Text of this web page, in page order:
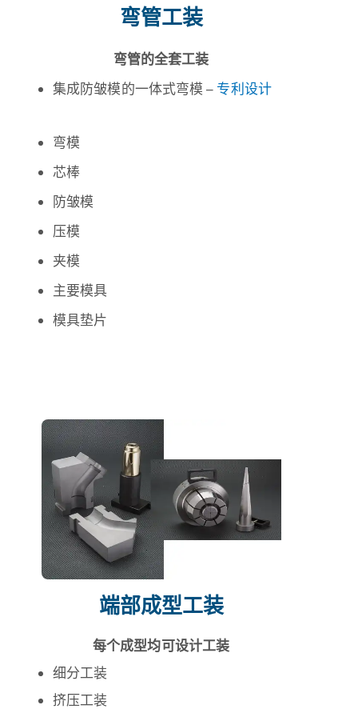
弯管工装
弯管的全套工装
集成防皱模的一体式弯模 – 专利设计
弯模
芯棒
防皱模
压模
夹模
主要模具
模具垫片
端部成型工装
每个成型均可设计工装
细分工装
挤压工装